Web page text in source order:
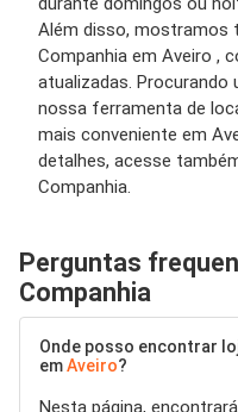
Além disso, mostramos
Companhia em Aveiro ,
atualizadas. Procurando
nossa ferramenta de
mais conveniente em
detalhes, acesse
Companhia.
Perguntas
Companhia
Onde posso encontrar
emAveiro?
Nesta página,